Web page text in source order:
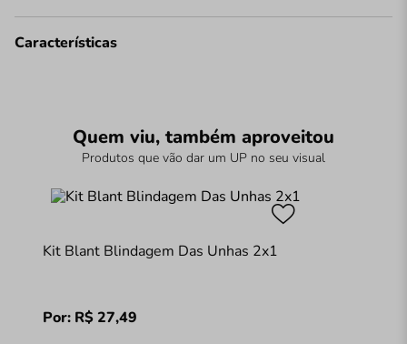
Características
Quem viu, também aproveitou
Produtos que vão dar um UP no seu visual
Kit Blant Blindagem Das Unhas 2x1
Por: R$ 27,49